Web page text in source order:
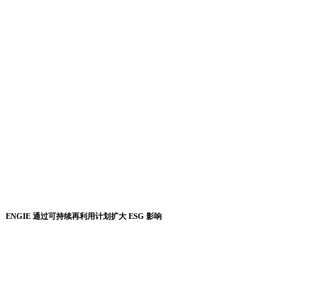
ENGIE 通过可持续再利用计划扩大 ESG 影响